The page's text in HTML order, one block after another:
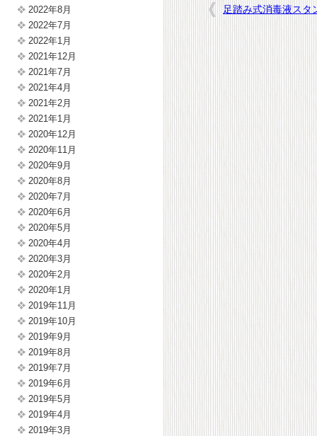
足踏み式消毒液スタ
2022年8月
2022年7月
2022年1月
2021年12月
2021年7月
2021年4月
2021年2月
2021年1月
2020年12月
2020年11月
2020年9月
2020年8月
2020年7月
2020年6月
2020年5月
2020年4月
2020年3月
2020年2月
2020年1月
2019年11月
2019年10月
2019年9月
2019年8月
2019年7月
2019年6月
2019年5月
2019年4月
2019年3月